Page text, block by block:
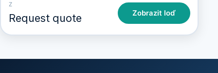
Z
Request quote Zobrazit loď